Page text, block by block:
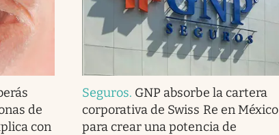
de
con
Seguros. GNP absorbe la cartera
corporativa de Swiss Re en México
para crear una potencia de